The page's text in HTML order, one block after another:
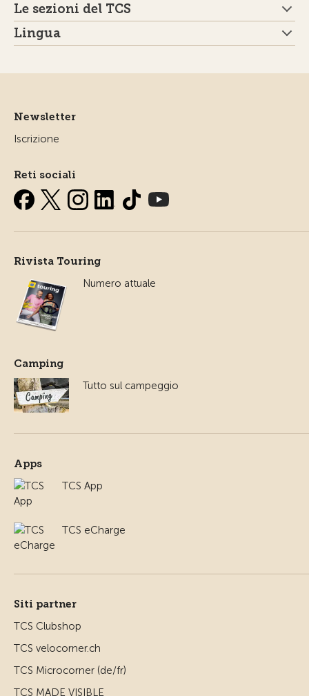
Le sezioni del TCS
Lingua
Newsletter
Iscrizione
Reti sociali
Rivista Touring
Numero attuale
Camping
Tutto sul campeggio
Apps
TCS App
TCS eCharge
Siti partner
TCS Clubshop
TCS velocorner.ch
TCS Microcorner (de/fr)
TCS MADE VISIBLE